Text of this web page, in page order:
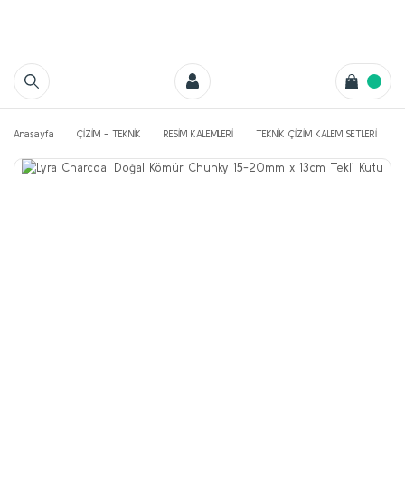
Anasayfa ÇİZİM - TEKNİK RESİM KALEMLERİ TEKNİK ÇİZİM KALEM SETLERİ